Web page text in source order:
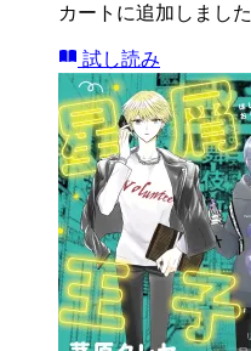
カートに追加しました
試し読み